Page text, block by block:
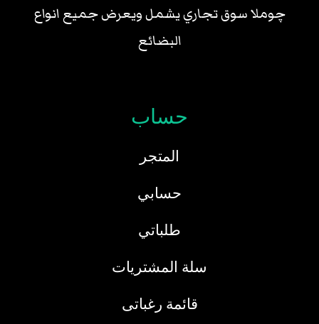
چوملا سوق تجاري يشمل ويعرض جميع انواع
البضائع
حساب
المتجر
حسابي
طلباتي
سلة المشتريات
قائمة رغباتى